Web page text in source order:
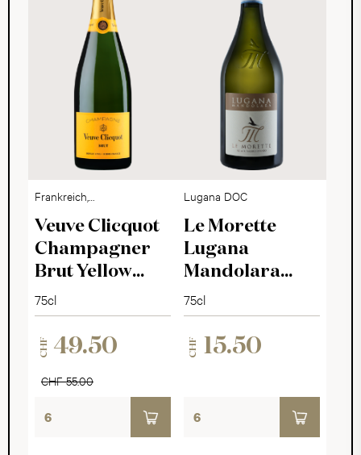
Frankreich,
Champagne
Veuve Clicquot
Champagner
Brut Yellow
Label
75cl
CHF 49.50
CHF 55.00
Lugana DOC
Le Morette
Lugana
Mandolara
2025
75cl
CHF 15.50